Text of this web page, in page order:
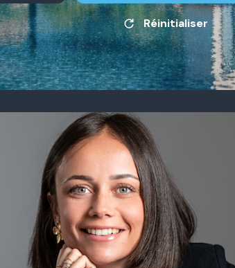
Réinitialiser